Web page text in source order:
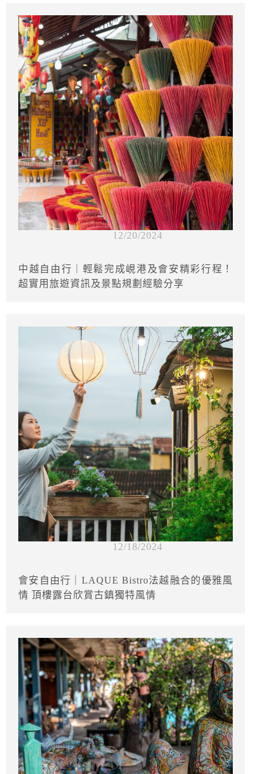
12/20/2024
中越自由行｜輕鬆完成峴港及會安精彩行程！
超實用旅遊資訊及景點規劃經驗分享
12/18/2024
會安自由行｜LAQUE Bistro法越融合的優雅風
情 頂樓露台欣賞古鎮獨特風情